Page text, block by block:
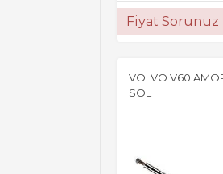
Fiyat Sorunuz
VOLVO V60
SOL